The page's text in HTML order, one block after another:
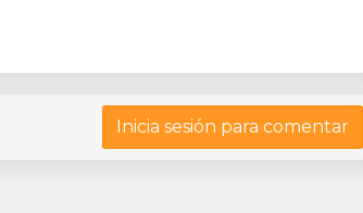
Inicia sesión para comentar